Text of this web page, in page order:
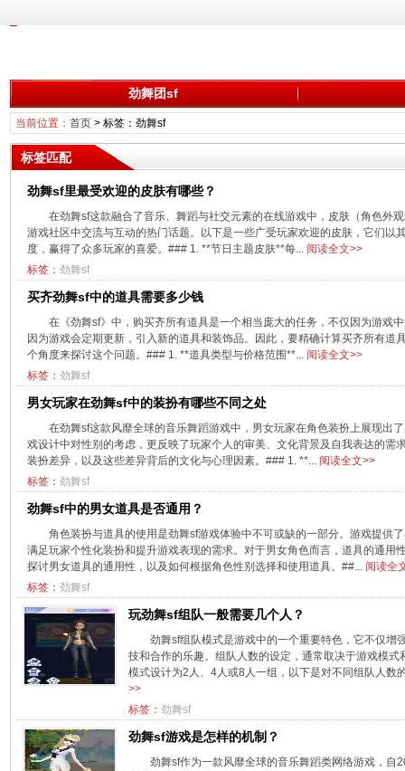
劲舞团sf
当前位置： 首页> 标签：劲舞sf
标签匹配
劲舞sf里最受欢迎的皮肤有哪些？
在劲舞sf这款融合了音乐、舞蹈与社交元素的在线游戏中，皮肤（角色外
游戏社区中交流与互动的热门话题。以下是一些广受玩家欢迎的皮肤，它们以
度，赢得了众多玩家的喜爱。### 1. **节日主题皮肤**每... 阅读全文>>
标签： 劲舞sf
买齐劲舞sf中的道具需要多少钱
在《劲舞sf》中，购买齐所有道具是一个相当庞大的任务，不仅因为游戏
因为游戏会定期更新，引入新的道具和装饰品。因此，要精确计算买齐所有道
个角度来探讨这个问题。### 1. **道具类型与价格范围**... 阅读全文>>
标签： 劲舞sf
男女玩家在劲舞sf中的装扮有哪些不同之处
在劲舞sf这款风靡全球的音乐舞蹈游戏中，男女玩家在角色装扮上展现出
戏设计中对性别的考虑，更反映了玩家个人的审美、文化背景及自我表达的需
装扮差异，以及这些差异背后的文化与心理因素。### 1. **... 阅读全文>>
标签： 劲舞sf
劲舞sf中的男女道具是否通用？
角色装扮与道具的使用是劲舞sf游戏体验中不可或缺的一部分。游戏提供
满足玩家个性化装扮和提升游戏表现的需求。对于男女角色而言，道具的通用
探讨男女道具的通用性，以及如何根据角色性别选择和使用道具。##... 阅读全
标签： 劲舞sf
玩劲舞sf组队一般需要几个人？
劲舞sf组队模式是游戏中的一个重要特色，它不仅增
技和合作的乐趣。组队人数的设定，通常取决于游戏模
模式设计为2人、4人或8人一组，以下是对不同组队人数
>>
标签： 劲舞sf
劲舞sf游戏是怎样的机制？
劲舞sf作为一款风靡全球的音乐舞蹈类网络游戏，自